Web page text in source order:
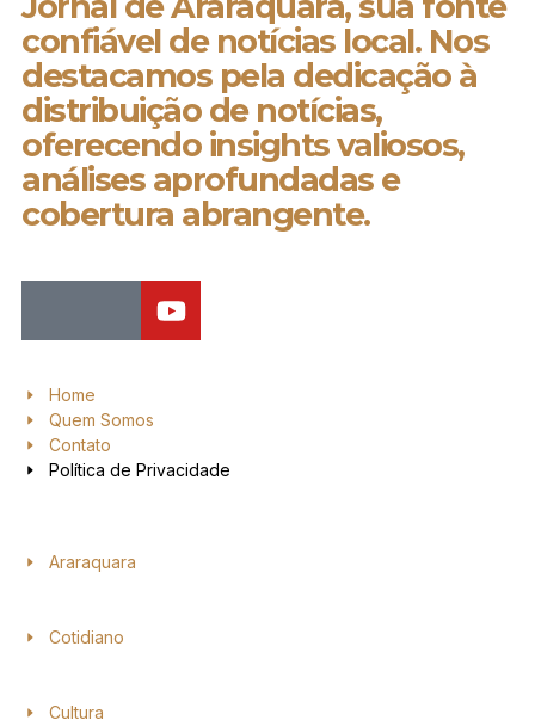
confiável de notícias local. Nos
destacamos pela dedicação à
distribuição de notícias,
oferecendo insights valiosos,
análises aprofundadas e
cobertura abrangente.
Home
Quem Somos
Contato
Política de Privacidade
Araraquara
Cotidiano
Cultura